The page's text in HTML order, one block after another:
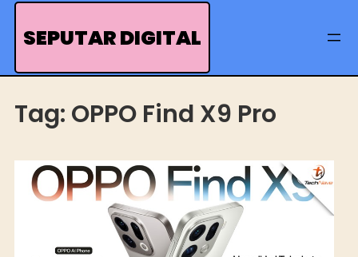
Skip
SEPUTAR DIGITAL
Tag: OPPO Find X9 Pro